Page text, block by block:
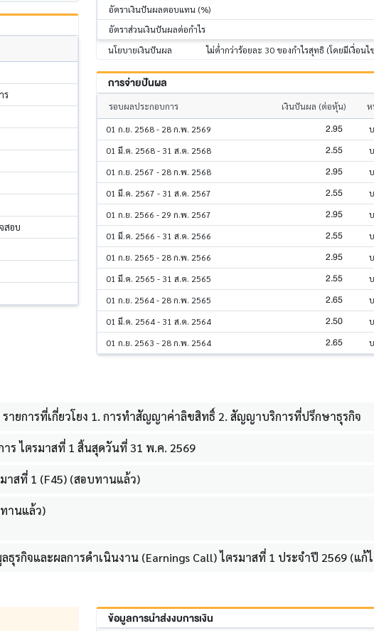
ร
สอบ
อัตราเงินปันผลตอบแทน (%)
อัตราส่วนเงินปันผลต่อกำไร
นโยบายเงินปันผล ไม่ต่ำกว่าร้อยละ 30 ของกำไรสุทธิ (โดยมีเงื่อนไ
การจ่ายปันผล
รอบผลประกอบการ เงินปันผล (ต่อหุ้น) ห
01 ก.ย. 2568 - 28 ก.พ. 2569
2.95
01 มี.ค. 2568 - 31 ส.ค. 2568
2.55
01 ก.ย. 2567 - 28 ก.พ. 2568
2.95
01 มี.ค. 2567 - 31 ส.ค. 2567
2.55
01 ก.ย. 2566 - 29 ก.พ. 2567
2.95
01 มี.ค. 2566 - 31 ส.ค. 2566
2.55
01 ก.ย. 2565 - 28 ก.พ. 2566
2.95
01 มี.ค. 2565 - 31 ส.ค. 2565
2.55
01 ก.ย. 2564 - 28 ก.พ. 2565
2.65
01 มี.ค. 2564 - 31 ส.ค. 2564
2.50
01 ก.ย. 2563 - 28 ก.พ. 2564
2.65
ายการที่เกี่ยวโยง 1. การทำสัญญาค่าลิขสิทธิ์ 2. สัญญาบริการที่ปรึกษาธุรกิจ
ร ไตรมาสที่ 1 สิ้นสุดวันที่ 31 พ.ค. 2569
าสที่ 1 (F45) (สอบทานแล้ว)
านแล้ว)
รกิจและผลการดำเนินงาน (Earnings Call) ไตรมาสที่ 1 ประจำปี 2569 (แก้
ข้อมูลการนำส่งงบการเงิน